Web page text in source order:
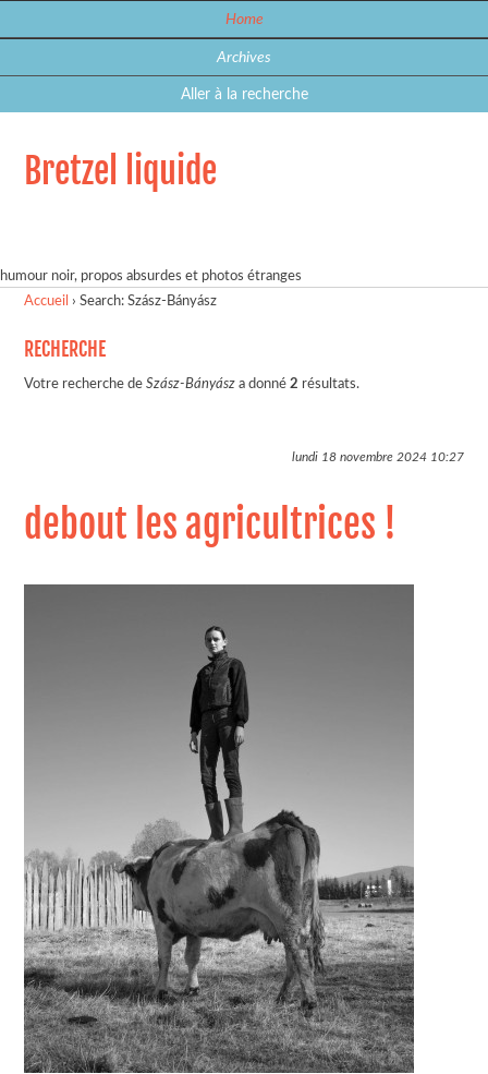
Home
Archives
Aller à la recherche
Bretzel liquide
humour noir, propos absurdes et photos étranges
Accueil ›Search: Szász-Bányász
RECHERCHE
Votre recherche deSzász-Bányász a donné2 résultats.
lundi 18 novembre 202410:27
debout les agricultrices !